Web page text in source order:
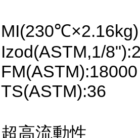
Izod(ASTM,1/
FM(ASTM):18000
TS(ASTM):36
超高流動性